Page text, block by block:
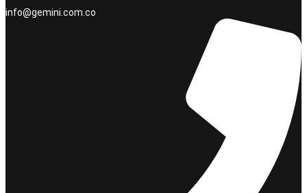
info@gemini.com.co